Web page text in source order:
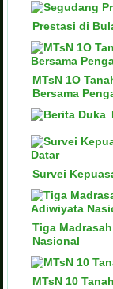
Prestasi di
MTsN 1O
Bersama
Survei
Tiga
Nasional
MTsN 10